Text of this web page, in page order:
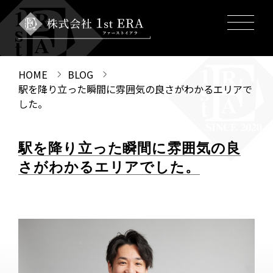
HOME
BLOG
駅を降り立った瞬間に雰囲気の良さがわかるエリアで
した。
駅を降り立った瞬間に雰囲気の良
さがわかるエリアでした。